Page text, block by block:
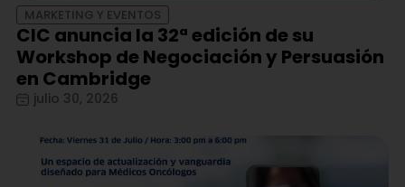
MARKETING Y EVENTOS
CIC anuncia la 32ª edición de su
Workshop de Negociación y Persuasión
en Cambridge
julio 30, 2026